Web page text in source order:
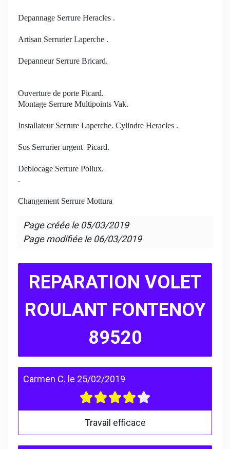
Depannage Serrure Heracles .
Artisan Serrurier Laperche .
Depanneur Serrure Bricard.
Ouverture de porte Picard.
Montage Serrure Multipoints Vak.
Installateur Serrure Laperche. Cylindre Heracles .
Sos Serrurier urgent Picard.
Deblocage Serrure Pollux.
.
Changement Serrure Mottura
Page créée le 05/03/2019
Page modifiée le 06/03/2019
REPARATION VOLET
ROULANT FONTENOY
89520
Carmen C. le 25/02/2019
Travail efficace